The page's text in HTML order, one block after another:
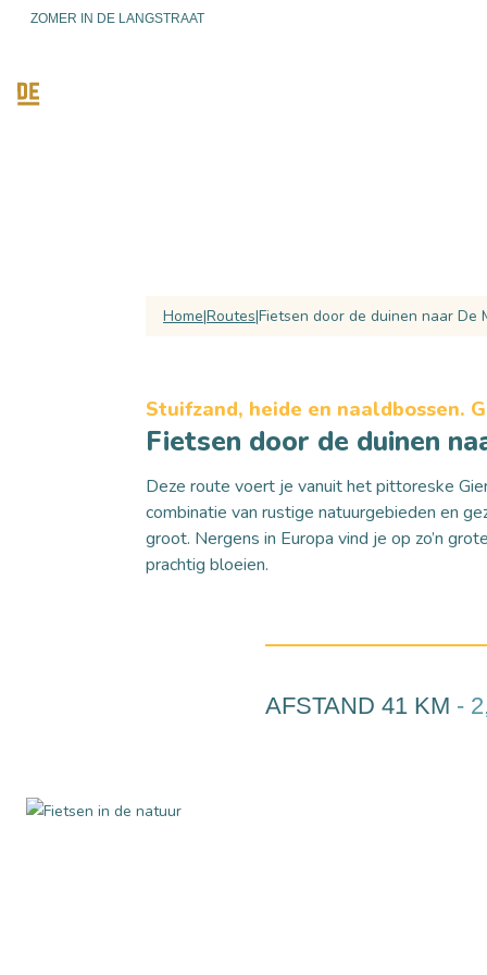
ZOMER IN DE LANGSTRAAT
Home Routes Fietsen door de duinen naar De
Stuifzand, heide en naaldbossen.
Fietsen door de duinen
Deze route voert je vanuit het pittoreske
combinatie van rustige natuurgebieden en
groot. Nergens in Europa vind je op zo’n
prachtig bloeien.
AFSTAND 41 KM -